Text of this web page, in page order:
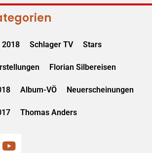
2018 Schlager TV Stars
Florian Silbereisen
Album-VÖ Neuerscheinungen
Thomas Anders